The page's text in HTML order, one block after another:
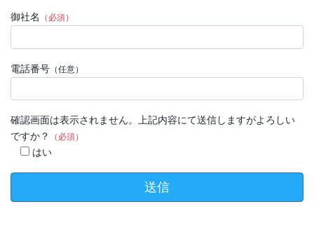
御社名 （必須）
電話番号 （任意）
確認画面は表示されません。上記内容にて送信しますがよろしい
ですか？
（必須）
はい